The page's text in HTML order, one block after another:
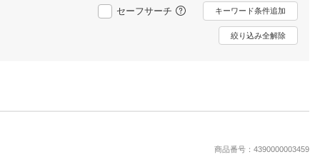
楽天TV
動画配信ガイド
推し楽
セーフサーチ キーワード条件追加
絞り込み全解除
商品番号：4390000003459